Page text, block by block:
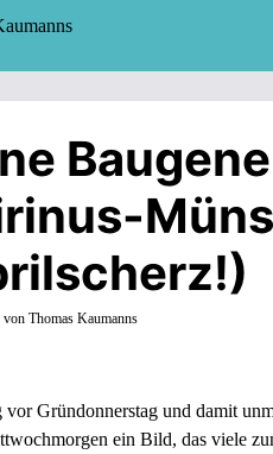
von Thomas Kaumanns
vor Gründonnerstag und damit
ein Bild, das viele